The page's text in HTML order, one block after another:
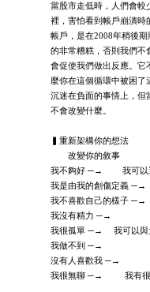
當股市走低時，人們會較
裡，害怕看到帳戶崩潰時
帳戶，是在2008年稍後
的非常糟糕，否則我們不
會促使我們做出反應。它
麼你在這個循環中被困
沉迷在負面的事情上，但
不會改變什麼。
▍重新架構你的想法
改變你的敘事
我不夠好 ─→ 我可以
我是由我的創傷
我不喜歡自己的樣子
我沒有精力 ─→
我很孤單 ─→ 我可以與
我做不到 ─→
沒有人喜歡我 ─→
我很無聊 ─→ 我有很